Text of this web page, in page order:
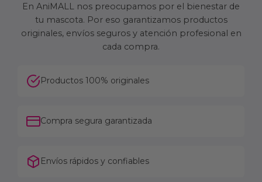
En AniMALL nos preocupamos por el bienestar de
tu mascota. Por eso garantizamos productos
originales, envíos seguros y atención profesional en
cada compra.
Productos 100% originales
Compra segura garantizada
Envíos rápidos y confiables